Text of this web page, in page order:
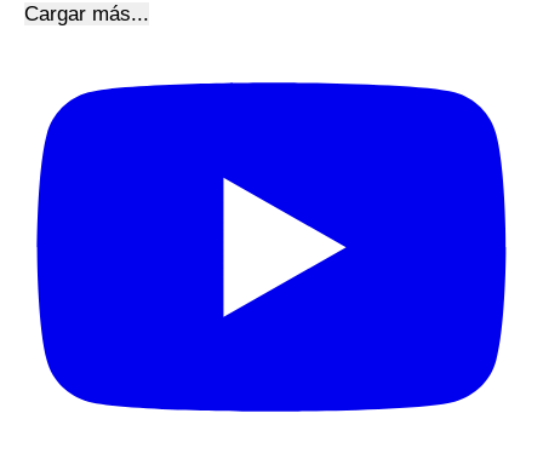
Cargar más...